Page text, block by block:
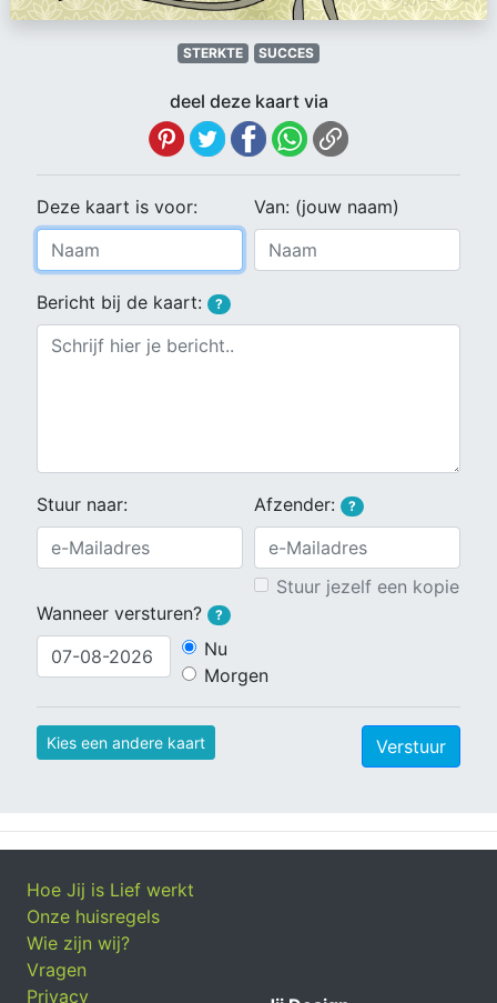
STERKTE SUCCES
deel deze kaart via
Deze kaart is voor: Van: (jouw naam)
Bericht bij de kaart: ?
Stuur naar: Afzender: ?
Stuur jezelf een kopie
Wanneer versturen?
?
Nu
Morgen
Kies een andere kaart Verstuur
Hoe Jij is Lief werkt
Onze huisregels
Wie zijn wij?
Vragen
Privacy